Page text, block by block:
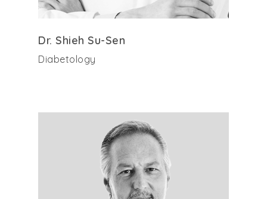
Dr. Shieh Su-Sen
Diabetology